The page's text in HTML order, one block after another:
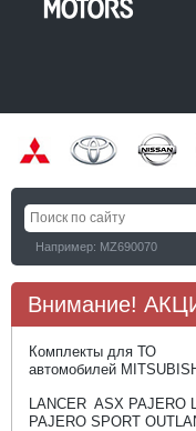
Например: MZ690070
Внимание!
Комплекты для ТО
автомобилей
LANCER ASX PAJERO
PAJERO SPORT